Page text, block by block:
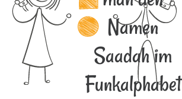
Namen
Saadah im
Funkalphabet